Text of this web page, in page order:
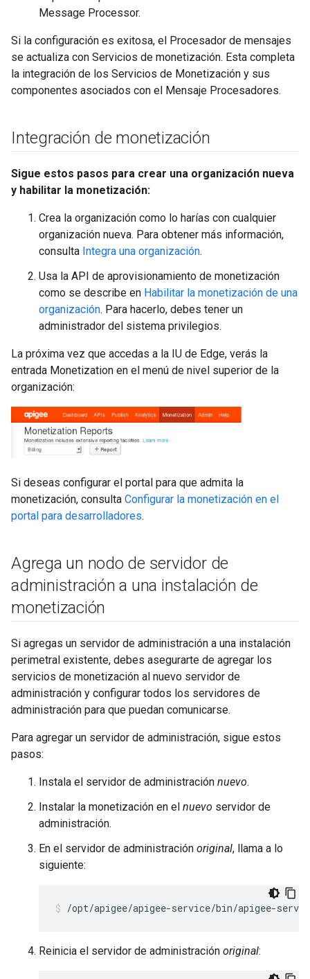
Message Processor.
Si la configuración es exitosa, el Procesador de mensajes
se actualiza con Servicios de monetización. Esta completa
la integración de los Servicios de Monetización y sus
componentes asociados con el Mensaje Procesadores.
Integración de monetización
Sigue estos pasos para crear una organización nueva
y habilitar la monetización:
Crea la organización como lo harías con cualquier
organización nueva. Para obtener más información,
consulta Integra una organización.
Usa la API de aprovisionamiento de monetización
como se describe en Habilitar la monetización de una
organización. Para hacerlo, debes tener un
administrador del sistema privilegios.
La próxima vez que accedas a la IU de Edge, verás la
entrada Monetization en el menú de nivel superior de la
organización:
Si deseas configurar el portal para que admita la
monetización, consulta Configurar la monetización en el
portal para desarrolladores.
Agrega un nodo de servidor de
administración a una instalación de
monetización
Si agregas un servidor de administración a una instalación
perimetral existente, debes asegurarte de agregar los
servicios de monetización al nuevo servidor de
administración y configurar todos los servidores de
administración para que puedan comunicarse.
Para agregar un servidor de administración, sigue estos
pasos:
Instala el servidor de administración nuevo.
Instalar la monetización en el nuevo servidor de
administración.
En el servidor de administración original, llama a lo
siguiente:
/opt/apigee/apigee-service/bin/apigee-
Reinicia el servidor de administración original: